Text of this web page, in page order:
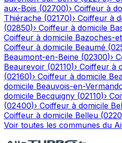
aux-Bois (02700)› Coiffeur à
Thiérache (02170)› Coiffeur à
(02850)› Coiffeur à domicile
Coiffeur à domicile Bazoches-
Coiffeur à domicile Beaumé (
Beaumont-en-Beine (02300)›
Beaurevoir (02110)› Coiffeur à
(02160)› Coiffeur à domicile
domicile Beauvois-en-
domicile Becquigny (02110)›
(02400)› Coiffeur à domicile
Coiffeur à domicile Belleu (
Voir toutes les communes du